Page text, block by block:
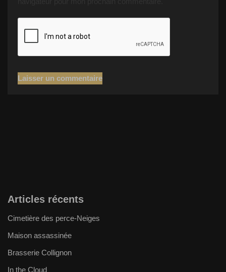
Articles récents
Cimetière des perce-Neiges
Maison assassinée
Brasserie Collignon
In the Cloud